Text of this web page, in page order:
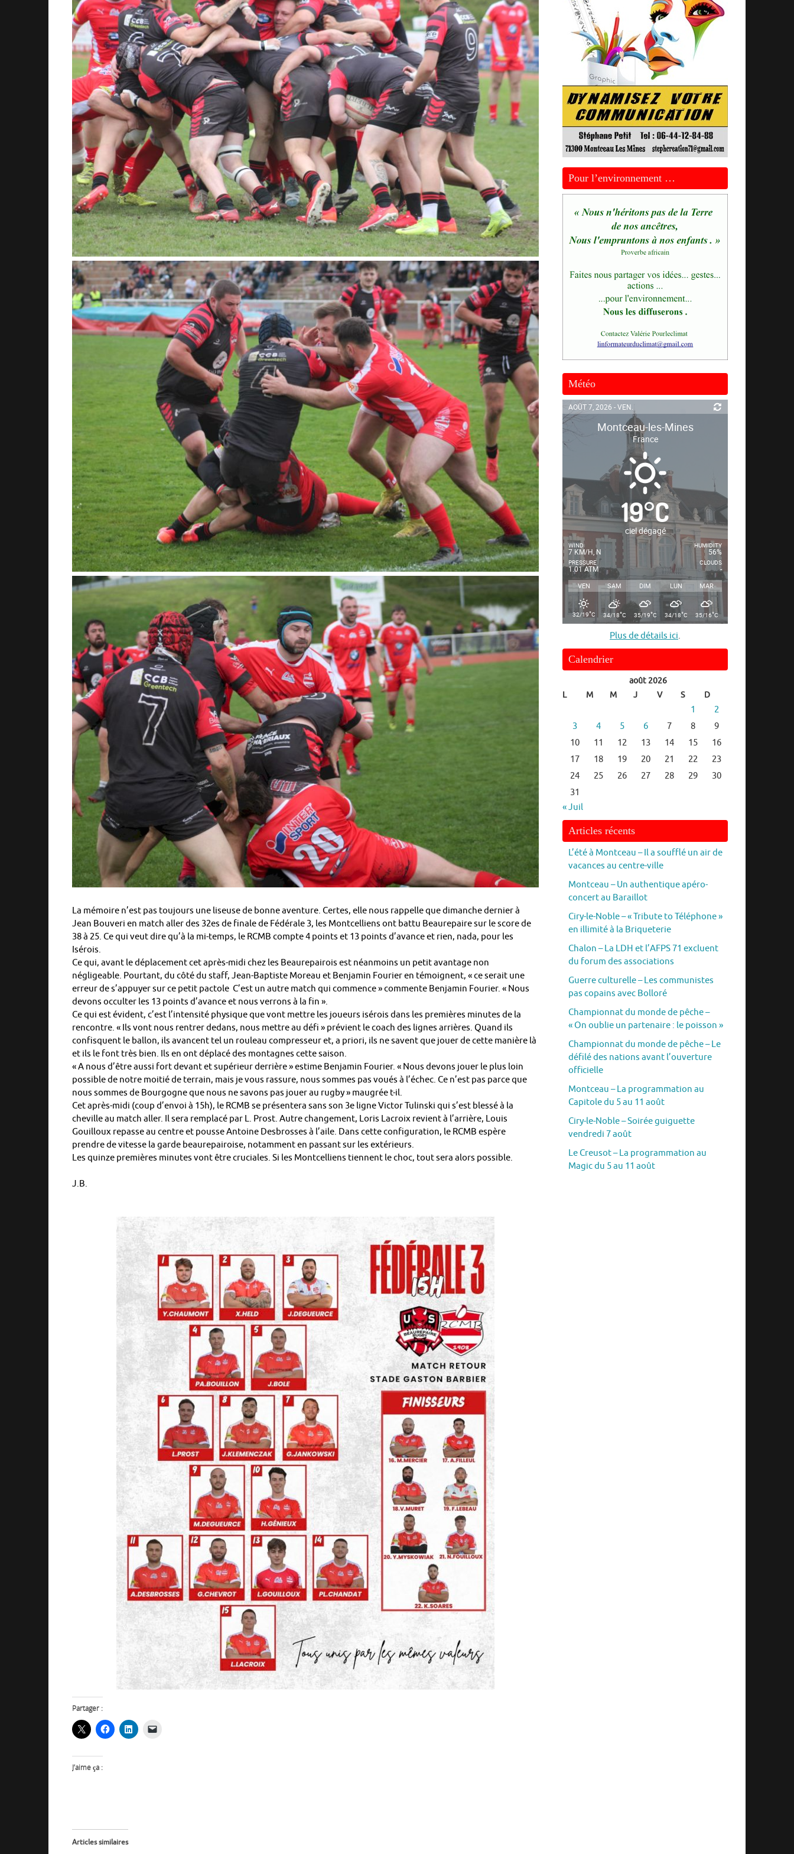
La mémoire n’est pas toujours une liseuse de bonne aventure. Certes, elle nous rappelle que dimanche dernier à
Jean Bouveri en match aller des 32es de finale de Fédérale 3, les Montcelliens ont battu Beaurepaire sur le score de
38 à 25. Ce qui veut dire qu’à la mi-temps, le RCMB compte 4 points et 13 points d’avance et rien, nada, pour les
Isérois.
Ce qui, avant le déplacement cet après-midi chez les Beaurepairois est néanmoins un petit avantage non
négligeable. Pourtant, du côté du staff, Jean-Baptiste Moreau et Benjamin Fourier en témoignent, « ce serait une
erreur de s’appuyer sur ce petit pactole C’est un autre match qui commence » commente Benjamin Fourier. « Nous
devons occulter les 13 points d’avance et nous verrons à la fin ».
Ce qui est évident, c’est l’intensité physique que vont mettre les joueurs isérois dans les premières minutes de la
rencontre. « Ils vont nous rentrer dedans, nous mettre au défi » prévient le coach des lignes arrières. Quand ils
confisquent le ballon, ils avancent tel un rouleau compresseur et, a priori, ils ne savent que jouer de cette manière là
et ils le font très bien. Ils en ont déplacé des montagnes cette saison.
« A nous d’être aussi fort devant et supérieur derrière » estime Benjamin Fourier. « Nous devons jouer le plus loin
possible de notre moitié de terrain, mais je vous rassure, nous sommes pas voués à l’échec. Ce n’est pas parce que
nous sommes de Bourgogne que nous ne savons pas jouer au rugby » maugrée t-il.
Cet après-midi (coup d’envoi à 15h), le RCMB se présentera sans son 3e ligne Victor Tulinski qui s’est blessé à la
cheville au match aller. Il sera remplacé par L. Prost. Autre changement, Loris Lacroix revient à l’arrière, Louis
Gouilloux repasse au centre et pousse Antoine Desbrosses à l’aile. Dans cette configuration, le RCMB espère
prendre de vitesse la garde beaurepairoise, notamment en passant sur les extérieurs.
Les quinze premières minutes vont être cruciales. Si les Montcelliens tiennent le choc, tout sera alors possible.
J.B.
Partager :
J’aime ça :
Articles similaires
Pour l’environnement …
Météo
AOÛT 7, 2026 - VEN.
Montceau-les-Mines
France
19°C
ciel dégagé
WIND
7 KM/H, N
PRESSURE
1.01 ATM
HUMIDITY
56%
CLOUDS
-
VEN SAM DIM LUN MAR
32/19°C 34/18°C 35/19°C 34/18°C 35/16°C
Plus de détails ici.
Calendrier
août 2026
L
M M J V S D
1
2
3
4 5 6 7 8
9
10
11 12 13 14 15
16
17
18 19 20 21 22
23
24
25 26 27 28 29
30
31
« Juil
Articles récents
L’été à Montceau – Il a soufflé un air de
vacances au centre-ville
Montceau – Un authentique apéro-
concert au Baraillot
Ciry-le-Noble – « Tribute to Téléphone »
en illimité à la Briqueterie
Chalon – La LDH et l’AFPS 71 excluent
du forum des associations
Guerre culturelle – Les communistes
pas copains avec Bolloré
Championnat du monde de pêche –
« On oublie un partenaire : le poisson »
Championnat du monde de pêche – Le
défilé des nations avant l’ouverture
officielle
Montceau – La programmation au
Capitole du 5 au 11 août
Ciry-le-Noble – Soirée guiguette
vendredi 7 août
Le Creusot – La programmation au
Magic du 5 au 11 août